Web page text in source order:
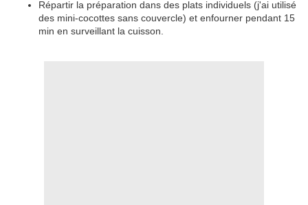
Répartir la préparation dans des plats individuels (j'ai utilisé
des mini-cocottes sans couvercle) et enfourner pendant 15
min en surveillant la cuisson.